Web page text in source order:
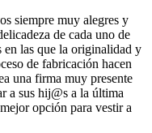
siempre muy alegres y
de cada uno de
en las que la originalidad y
de fabricación hacen
una firma muy presente
a sus hij@s a la última
opción para vestir a